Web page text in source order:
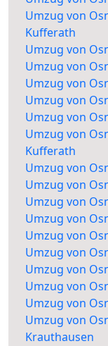
Umzug von
Kufferath
Umzug von
Umzug von
Umzug von
Umzug von
Umzug von
Umzug von
Kufferath
Umzug von
Umzug von
Umzug von
Umzug von
Umzug von
Umzug von
Umzug von
Umzug von
Umzug von
Umzug von
Krauthausen